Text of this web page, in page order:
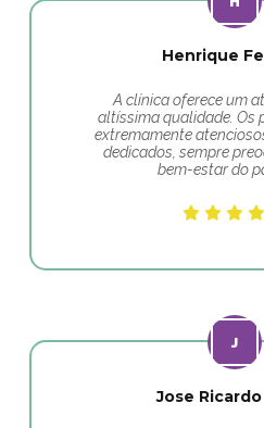
Henrique
A clínica oferece um
altíssima qualidade. Os
extremamente
dedicados, sempre
bem-estar do
Jose